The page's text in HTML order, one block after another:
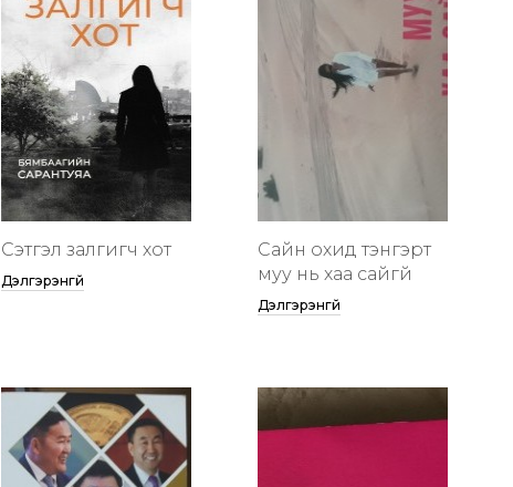
Сэтгэл залгигч хот
Дэлгэрэнгүй
Сайн охид тэнгэрт
муу нь хаа сайгүй
Дэлгэрэнгүй